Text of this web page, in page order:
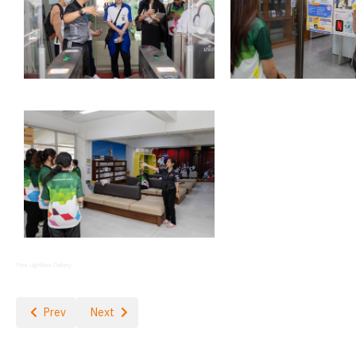
Previous article: Library Tour นักศึกษาปี 1 ปีการศึกษา 2569 - 690626
Prev Next article: Library Tour นักศึกษาปี 1 ปีการศึกษา 2569 -
Next